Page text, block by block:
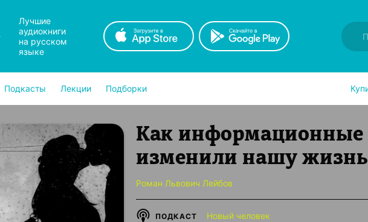
Лучшие
аудиокниги
на русском
языке
Подкасты Лекции Подборки
Как информационные
изменили нашу жизнь
Роман Львович Лейбов
ПОДКАСТ Новый человек